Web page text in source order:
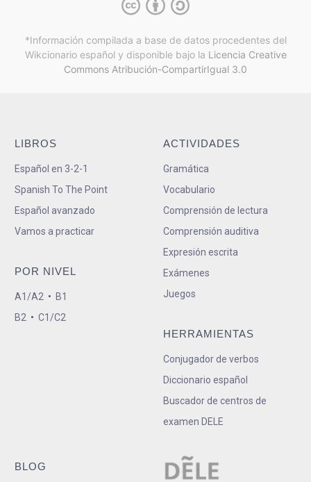
*Información compilada a base de datos procedentes del
Wikcionario español y disponible bajo la Licencia Creative
Commons Atribución-CompartirIgual 3.0
LIBROS
Español en 3-2-1
Spanish To The Point
Español avanzado
Vamos a practicar
POR NIVEL
A1/A2 • B1
B2 • C1/C2
ACTIVIDADES
Gramática
Vocabulario
Comprensión de lectura
Comprensión auditiva
Expresión escrita
Exámenes
Juegos
HERRAMIENTAS
Conjugador de verbos
Diccionario español
Buscador de centros de
examen DELE
BLOG